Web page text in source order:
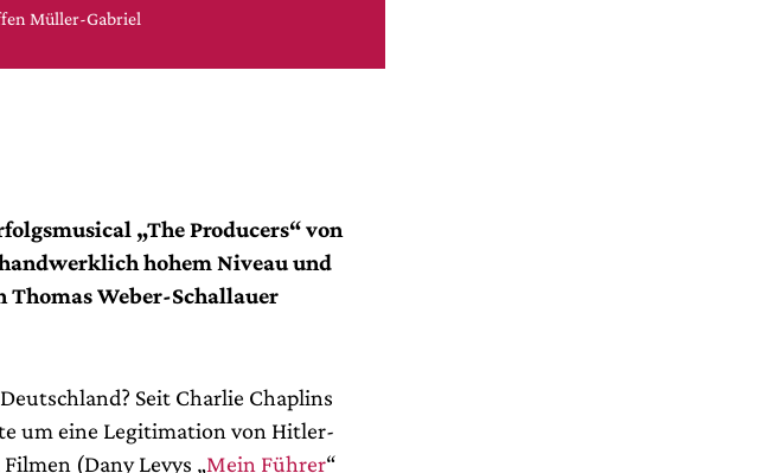
Müller-Gabriel
„The Producers“ von
hohem Niveau und
Weber-Schallauer
Seit Charlie Chaplins
um eine Legitimation von Hitler-
(Dany Levys „Mein Führer“